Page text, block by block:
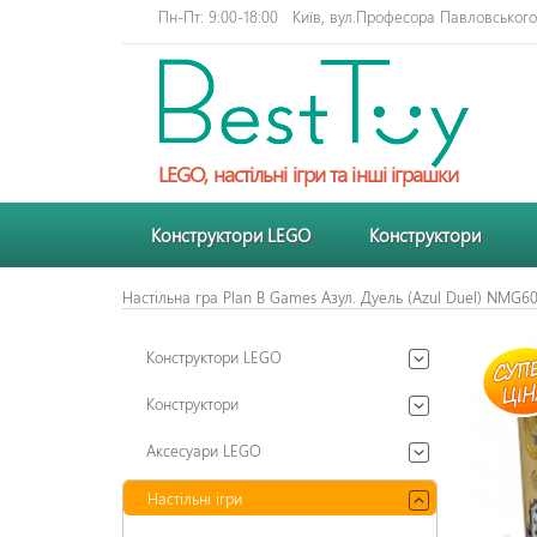
Пн-Пт: 9:00-18:00 Київ, вул.Професора
LEGO, настільні ігри та інші іграшки
Конструктори LEGO Конструктори
Настільна гра Plan B Games Азул. Дуель (Azul Duel)
Конструктори LEGO
Конструктори
Аксесуари LEGO
Настільні ігри